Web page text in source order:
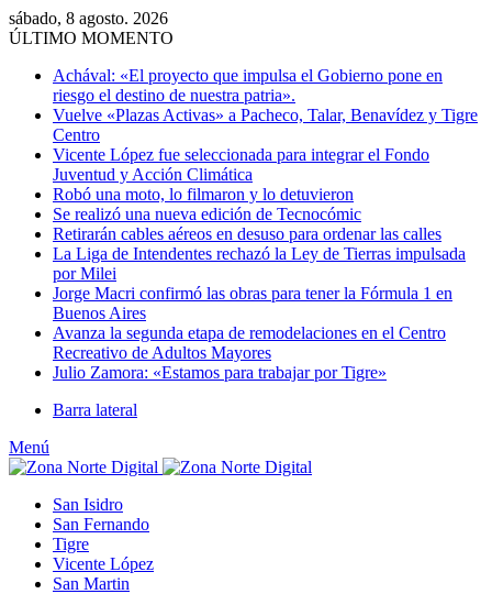
sábado, 8 agosto. 2026
ÚLTIMO MOMENTO
Achával: «El proyecto que impulsa el Gobierno pone en
riesgo el destino de nuestra patria».
Vuelve «Plazas Activas» a Pacheco, Talar, Benavídez y Tigre
Centro
Vicente López fue seleccionada para integrar el Fondo
Juventud y Acción Climática
Robó una moto, lo filmaron y lo detuvieron
Se realizó una nueva edición de Tecnocómic
Retirarán cables aéreos en desuso para ordenar las calles
La Liga de Intendentes rechazó la Ley de Tierras impulsada
por Milei
Jorge Macri confirmó las obras para tener la Fórmula 1 en
Buenos Aires
Avanza la segunda etapa de remodelaciones en el Centro
Recreativo de Adultos Mayores
Julio Zamora: «Estamos para trabajar por Tigre»
Barra lateral
Menú
San Isidro
San Fernando
Tigre
Vicente López
San Martin